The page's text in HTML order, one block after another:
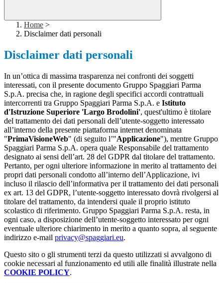
Home >
Disclaimer dati personali
Disclaimer dati personali
In un’ottica di massima trasparenza nei confronti dei soggetti
interessati, con il presente documento Gruppo Spaggiari Parma
S.p.A. precisa che, in ragione degli specifici accordi contrattuali
intercorrenti tra Gruppo Spaggiari Parma S.p.A. e Istituto
d'Istruzione Superiore 'Largo Brodolini', quest'ultimo è titolare
del trattamento dei dati personali dell’utente-soggetto interessato
all’interno della presente piattaforma internet denominata
"PrimaVisioneWeb" (di seguito l’"Applicazione"), mentre Gruppo
Spaggiari Parma S.p.A. opera quale Responsabile del trattamento
designato ai sensi dell’art. 28 del GDPR dal titolare del trattamento.
Pertanto, per ogni ulteriore informazione in merito al trattamento dei
propri dati personali condotto all’interno dell’Applicazione, ivi
incluso il rilascio dell’informativa per il trattamento dei dati personali
ex art. 13 del GDPR, l’utente-soggetto interessato dovrà rivolgersi al
titolare del trattamento, da intendersi quale il proprio istituto
scolastico di riferimento. Gruppo Spaggiari Parma S.p.A. resta, in
ogni caso, a disposizione dell’utente-soggetto interessato per ogni
eventuale ulteriore chiarimento in merito a quanto sopra, al seguente
indirizzo e-mail privacy@spaggiari.eu.
Questo sito o gli strumenti terzi da questo utilizzati si avvalgono di
cookie necessari al funzionamento ed utili alle finalità illustrate nella
COOKIE POLICY.